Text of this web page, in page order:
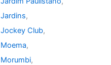
Jardins,
Jockey Club,
Moema,
Morumbi,